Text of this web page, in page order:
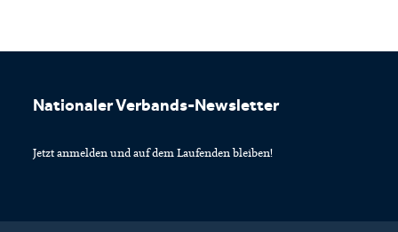
Nationaler Verbands-Newsletter
Jetzt anmelden und auf dem Laufenden bleiben!